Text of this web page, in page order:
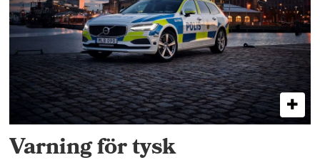
Varning för tysk